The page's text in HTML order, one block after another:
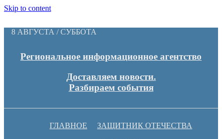
Skip to content
8 АВГУСТА / СУББОТА
Региональное информационное агентство
Доставляем новости.
Разбираем события
ГЛАВНОЕ ЗАЩИТНИК ОТЕЧЕСТВА